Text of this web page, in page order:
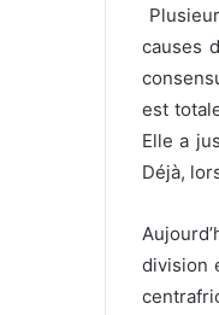
causes
est
Elle a
Déjà,
division